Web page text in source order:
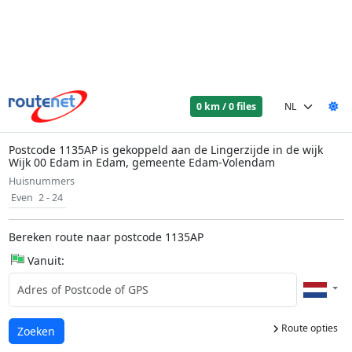
0 km / 0 files
Postcode 1135AP is gekoppeld aan de Lingerzijde in de wijk
Wijk 00 Edam in Edam, gemeente Edam-Volendam
Huisnummers
Even 2 - 24
Bereken route naar postcode 1135AP
Vanuit:
Route opties
Laden...
Zoeken